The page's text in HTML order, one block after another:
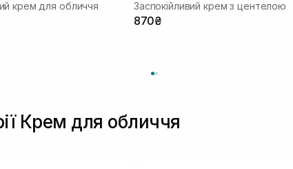
крем для обличчя Заспокійливий крем з центелою
870₴
Крем для обличчя